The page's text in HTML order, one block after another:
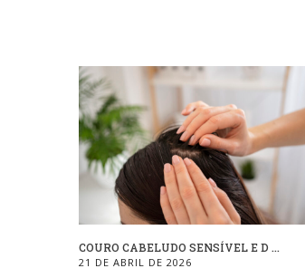
COURO CABELUDO SENSÍVEL E D ...
21 DE ABRIL DE 2026